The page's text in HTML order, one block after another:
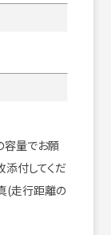
容量でお願
添付してくだ
(走行距離の